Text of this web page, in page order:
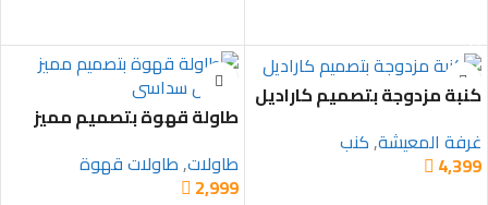
كنبة مزدوجة بتصميم كاراديل
غرفة المعيشة,كنب
 4,399
طاولة قهوة بتصميم مميز
طاولات,طاولات قهوة
 2,999